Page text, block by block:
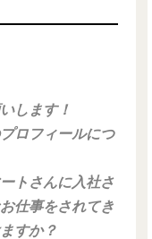
します！
ロフィールにつ
トさんに入社さ
仕事をされてき
すか？